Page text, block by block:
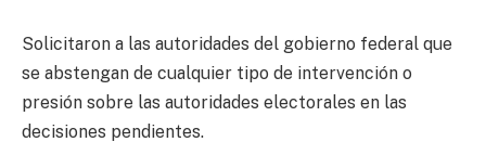
Solicitaron a las autoridades del gobierno federal que
se abstengan de cualquier tipo de intervención o
presión sobre las autoridades electorales en las
decisiones pendientes.